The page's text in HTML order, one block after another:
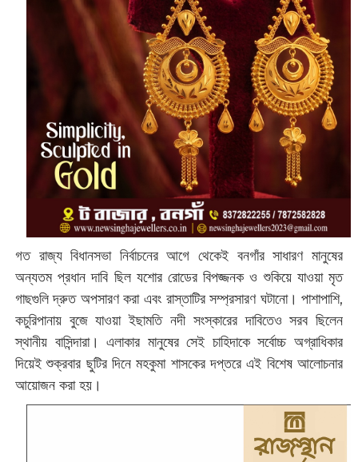
গত রাজ্য বিধানসভা নির্বাচনের আগে থেকেই বনগাঁর সাধারণ মানুষের
অন্যতম প্রধান দাবি ছিল যশোর রোডের বিপজ্জনক ও শুকিয়ে যাওয়া মৃত
গাছগুলি দ্রুত অপসারণ করা এবং রাস্তাটির সম্প্রসারণ ঘটানো। পাশাপাশি,
কচুরিপানায় বুজে যাওয়া ইছামতি নদী সংস্কারের দাবিতেও সরব ছিলেন
স্থানীয় বাসিন্দারা। এলাকার মানুষের সেই চাহিদাকে সর্বোচ্চ অগ্রাধিকার
দিয়েই শুক্রবার ছুটির দিনে মহকুমা শাসকের দপ্তরে এই বিশেষ আলোচনার
আয়োজন করা হয়।